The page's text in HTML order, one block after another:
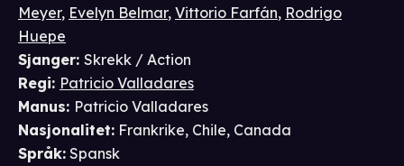
Meyer, Evelyn Belmar, Vittorio Farfán, Rodrigo
Huepe
Sjanger: Skrekk / Action
Regi: Patricio Valladares
Manus: Patricio Valladares
Nasjonalitet: Frankrike, Chile, Canada
Språk: Spansk